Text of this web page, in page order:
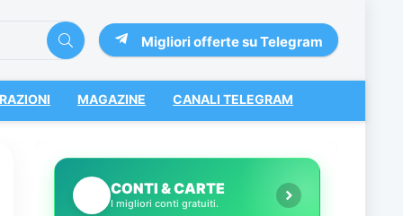
Migliori offerte su Telegram
MAGAZINE CANALI TELEGRAM
CONTI & CARTE
I migliori conti gratuiti.